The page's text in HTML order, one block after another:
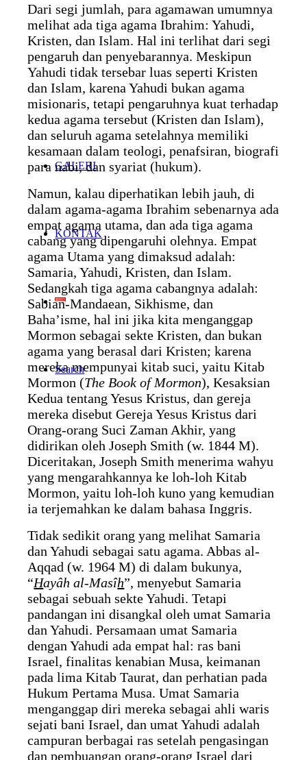
GALERI
KONTAK
Search
Dari segi jumlah, para agamawan umumnya
melihat ada tiga agama Ibrahim: Yahudi,
Kristen, dan Islam. Hal ini terlihat dari segi
pengaruh dan penyebarannya. Meskipun
Yahudi tidak tersebar luas seperti Kristen
dan Islam, karena Yahudi bukan agama
misionaris, tetapi pengaruhnya kuat terhadap
kedua agama tersebut (Kristen dan Islam),
dan seluruh agama setelahnya memiliki
kesamaan dalam teologi, penafsiran, biografi
para nabi, dan syariat (hukum).
Namun, kalau diperhatikan lebih jauh, di
dalam agama-agama Ibrahim sebenarnya ada
empat agama utama, dan ada tiga agama
cabang yang dipengaruhi olehnya. Empat
agama Utama yang dimaksud adalah:
Samaria, Yahudi, Kristen, dan Islam.
Sedangkah tiga agama cabangnya adalah:
Sabian-Mandaean, Sikhisme, dan
Baha’isme, hal ini jika kita menganggap
Mormon sebagai sekte Kristen, dan bukan
agama yang berasal dari Kristen; karena
mereka mempunyai kitab suci, yaitu Kitab
Mormon (The Book of Mormon), Kesaksian
Kedua tentang Yesus Kristus, dan gereja
mereka disebut Gereja Yesus Kristus dari
Orang-orang Suci Zaman Akhir, yang
didirikan oleh Joseph Smith (w. 1844 M).
Diceritakan, Joseph Smith menerima wahyu
yang mengarahkannya ke loh-loh Kitab
Mormon, yaitu loh-loh kuno yang kemudian
ia terjemahkan ke dalam bahasa Inggris.
Tidak sedikit orang yang melihat Samaria
dan Yahudi sebagai satu agama. Abbas al-
Aqqad (w. 1964 M) di dalam bukunya,
“Hayâh al-Masîh”, menyebut Samaria
sebagai sebuah sekte Yahudi. Tetapi
pandangan ini disangkal oleh umat Samaria
dan Yahudi. Persamaan umat Samaria
dengan Yahudi ada empat hal: ras bani
Israel, finalitas kenabian Musa, keimanan
pada lima Kitab Taurat, dan perhatian pada
Hukum Pertama Musa. Umat Samaria
menganggap diri mereka sebagai ahli waris
sejati bani Israel, dan umat Yahudi adalah
campuran berbagai ras setelah pengasingan
dan pembuangan orang-orang Israel dari